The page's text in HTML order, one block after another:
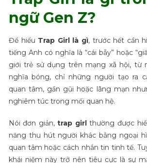
ngữ Gen Z?
Để hiểu Trap Girl là gì, trước hết cần
tiếng Anh có nghĩa là “cái bẫy” hoặc
giới trẻ sử dụng trên mạng xã hội, từ
nghĩa bóng, chỉ những người tạo ra
quan tâm, gần gũi hoặc lãng mạn
nghiêm túc trong mối quan hệ.
Nói đơn giản,trap girl thường được
năng thu hút người khác bằng ngoại
quan tâm hoặc cách nhắn tin tinh tế.
khái niệm này trở nên tiêu cực là sự